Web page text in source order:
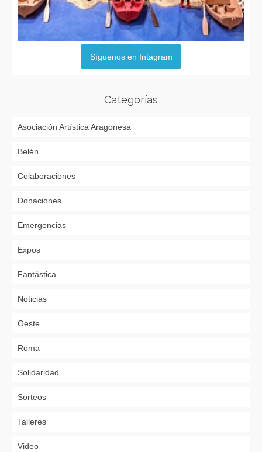
Síguenos en Intagram
Categorías
Asociación Artística Aragonesa
Belén
Colaboraciones
Donaciones
Emergencias
Expos
Fantástica
Noticias
Oeste
Roma
Solidaridad
Sorteos
Talleres
Video